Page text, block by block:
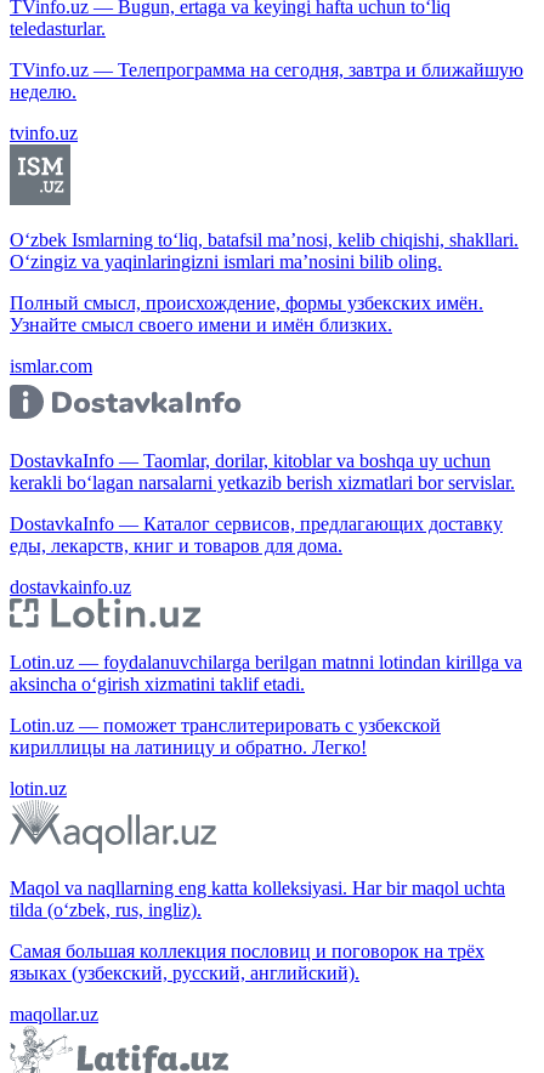
TVinfo.uz — Bugun, ertaga va keyingi hafta uchun to‘liq
teledasturlar.
TVinfo.uz — Телепрограмма на сегодня, завтра и ближайшую
неделю.
tvinfo.uz
O‘zbek Ismlarning to‘liq, batafsil ma’nosi, kelib chiqishi, shakllari.
O‘zingiz va yaqinlaringizni ismlari ma’nosini bilib oling.
Полный смысл, происхождение, формы узбекских имён.
Узнайте смысл своего имени и имён близких.
ismlar.com
DostavkaInfo — Taomlar, dorilar, kitoblar va boshqa uy uchun
kerakli bo‘lagan narsalarni yetkazib berish xizmatlari bor servislar.
DostavkaInfo — Каталог сервисов, предлагающих доставку
еды, лекарств, книг и товаров для дома.
dostavkainfo.uz
Lotin.uz — foydalanuvchilarga berilgan matnni lotindan kirillga va
aksincha o‘girish xizmatini taklif etadi.
Lotin.uz — поможет транслитерировать с узбекской
кириллицы на латиницу и обратно. Легко!
lotin.uz
Maqol va naqllarning eng katta kolleksiyasi. Har bir maqol uchta
tilda (o‘zbek, rus, ingliz).
Самая большая коллекция пословиц и поговорок на трёх
языках (узбекский, русский, английский).
maqollar.uz